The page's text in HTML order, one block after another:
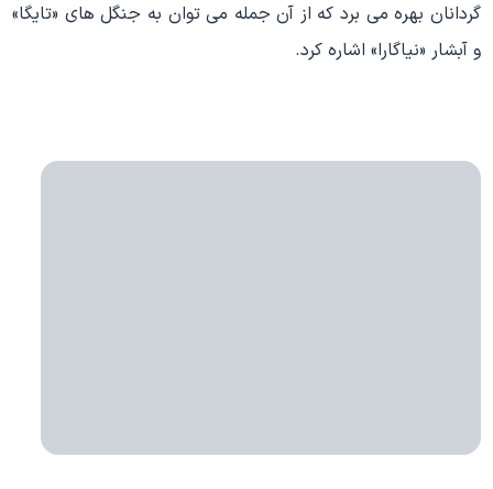
گردانان بهره می برد که از آن جمله می توان به جنگل های «تایگا»
و آبشار «نیاگارا» اشاره کرد.